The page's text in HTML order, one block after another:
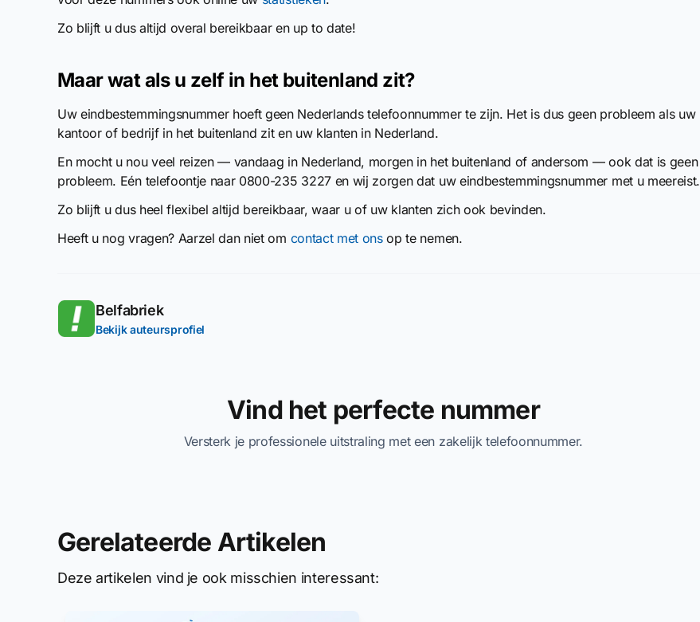
Zo blijft u dus altijd overal bereikbaar en up to date!
Maar wat als u zelf in het buitenland zit?
Uw eindbestemmingsnummer hoeft geen Nederlands telefoonnummer te zijn. Het is dus geen probleem als uw
kantoor of bedrijf in het buitenland zit en uw klanten in Nederland.
En mocht u nou veel reizen — vandaag in Nederland, morgen in het buitenland of andersom — ook dat is geen
probleem. Eén telefoontje naar 0800-235 3227 en wij zorgen dat uw eindbestemmingsnummer met u meereist.
Zo blijft u dus heel flexibel altijd bereikbaar, waar u of uw klanten zich ook bevinden.
Heeft u nog vragen? Aarzel dan niet om contact met onsop te nemen.
Belfabriek
Bekijk auteursprofiel
Vind het perfecte nummer
Versterk je professionele uitstraling met een zakelijk telefoonnummer.
Gerelateerde Artikelen
Deze artikelen vind je ook misschien interessant: